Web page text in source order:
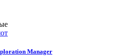
Manager